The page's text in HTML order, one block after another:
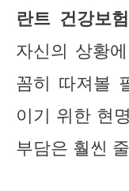
란트 건강보
자신의 상황
꼼히 따져볼
이기 위한 현
부담은 훨씬